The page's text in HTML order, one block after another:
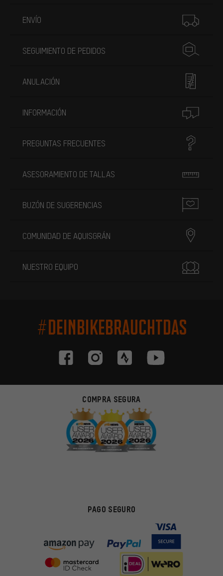
ENVÍO
SEGUIMIENTO DE PEDIDOS
ANULACIÓN
INFORMACIÓN
PREGUNTAS FRECUENTES
ASESORAMIENTO DE TALLAS
BUZÓN DE SUGERENCIAS
COMUNIDAD DE AQUISGRÁN
NUESTRO EQUIPO
#DEINBIKEBRAUCHTDAS
COMPRA SEGURA
PAGO SEGURO